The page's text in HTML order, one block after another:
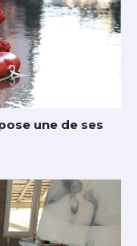
une de ses